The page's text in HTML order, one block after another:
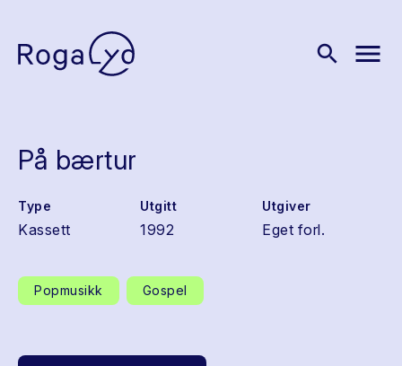
search menu
På bærtur
Type
Kassett
Utgitt
1992
Utgiver
Eget forl.
Popmusikk Gospel